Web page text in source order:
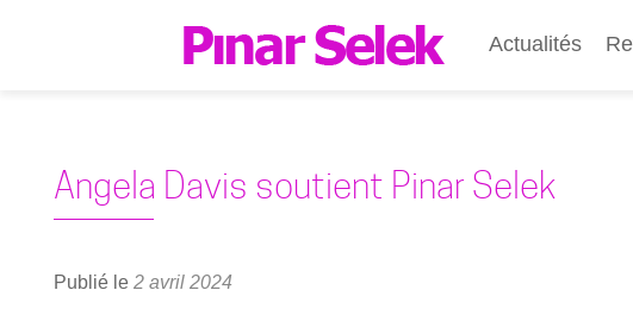
Actualités
Angela Davis soutient Pinar Selek
Publié le 2 avril 2024